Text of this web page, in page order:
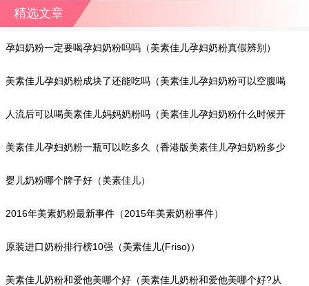
精选文章
孕妇奶粉一定要喝孕妇奶粉吗吗（美素佳儿孕妇奶粉真假辨别）
美素佳儿孕妇奶粉成块了还能吃吗（美素佳儿孕妇奶粉可以空腹喝
吗）
人流后可以喝美素佳儿妈妈奶粉吗（美素佳儿孕妇奶粉什么时候开
始喝）
美素佳儿孕妇奶粉一瓶可以吃多久（香港版美素佳儿孕妇奶粉多少
钱）
婴儿奶粉哪个牌子好（美素佳儿）
2016年美素奶粉最新事件（2015年美素奶粉事件）
原装进口奶粉排行榜10强（美素佳儿(Friso)）
美素佳儿奶粉和爱他美哪个好（美素佳儿奶粉和爱他美哪个好?从